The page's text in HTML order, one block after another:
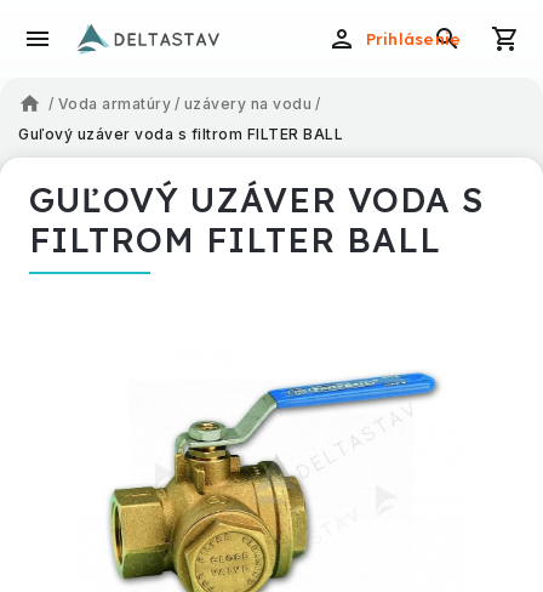
Prihlásenie
/ Voda armatúry / uzávery na vodu /
Guľový uzáver voda s filtrom FILTER BALL
GUĽOVÝ UZÁVER VODA S
FILTROM FILTER BALL